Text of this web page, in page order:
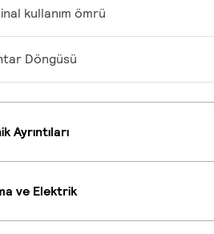
kullanım ömrü
Döngüsü
Ayrıntıları
ve Elektrik